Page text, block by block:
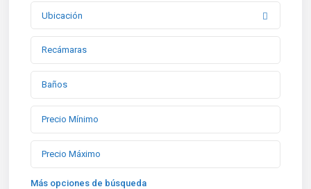
Ubicación
Más opciones de búsqueda